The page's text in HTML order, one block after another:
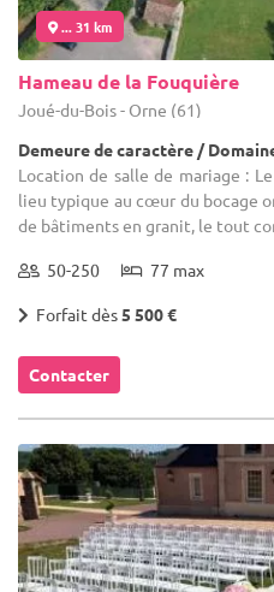
... 31 km
Hameau de la Fouquière
Joué-du-Bois - Orne (61)
Demeure de caractère /
Location de salle de mariage :
lieu typique au cœur du bocage
de bâtiments en granit, le tout
50-250 77 max
Forfait dès5 500 €
Contacter